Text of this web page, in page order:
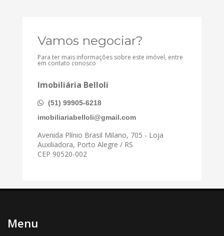
Vamos negociar?
Para ter mais informações sobre este imóvel, entre
em contato conosco
Imobiliária Belloli
(51) 99905-6218
imobiliariabelloli@gmail.com
Avenida Plínio Brasil Milano, 705 - Loja
Auxiliadora, Porto Alegre / RS
CEP 90520-002
Menu